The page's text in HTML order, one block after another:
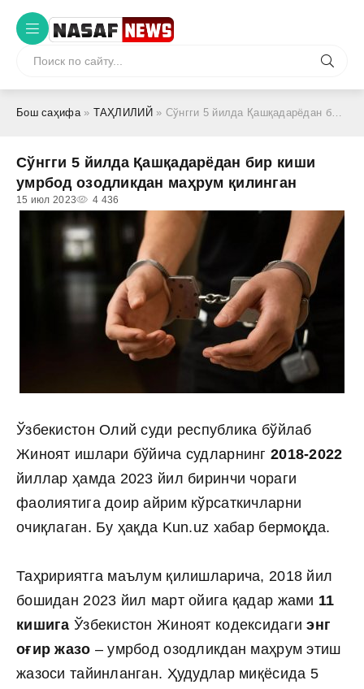
Бош саҳифа» ТАҲЛИЛИЙ » Сўнгги 5 йилда Қашқадарёдан бир киши умрбод озодликдан маҳрум қилинган
Сўнгги 5 йилда Қашқадарёдан бир киши
умрбод озодликдан маҳрум қилинган
15 июл 2023 4 436
Ўзбекистон Олий суди республика бўйлаб
Жиноят ишлари бўйича судларнинг 2018-2022
йиллар ҳамда 2023 йил биринчи чораги
фаолиятига доир айрим кўрсаткичларни
очиқлаган. Бу ҳақда Kun.uz хабар бермоқда.
Таҳририятга маълум қилишларича, 2018 йил
бошидан 2023 йил март ойига қадар жами 11
кишига Ўзбекистон Жиноят кодексидаги энг
оғир жазо – умрбод озодликдан маҳрум этиш
жазоси тайинланган. Ҳудудлар миқёсида 5